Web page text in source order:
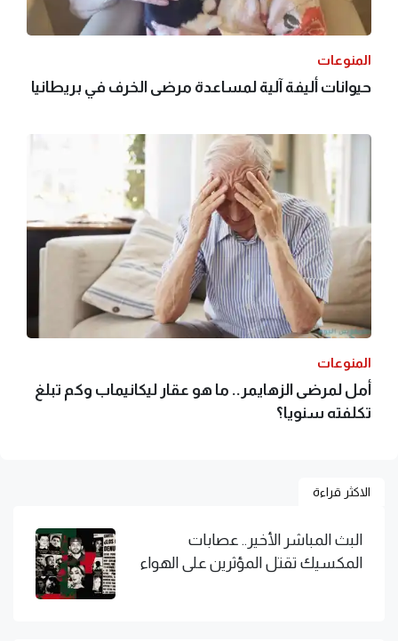
المنوعات
حيوانات أليفة آلية لمساعدة مرضى الخرف في بريطانيا
المنوعات
أمل لمرضى الزهايمر.. ما هو عقار ليكانيماب وكم تبلغ
تكلفته سنويا؟
الاكثر قراءة
البث المباشر الأخير.. عصابات
المكسيك تقتل المؤثرين على الهواء